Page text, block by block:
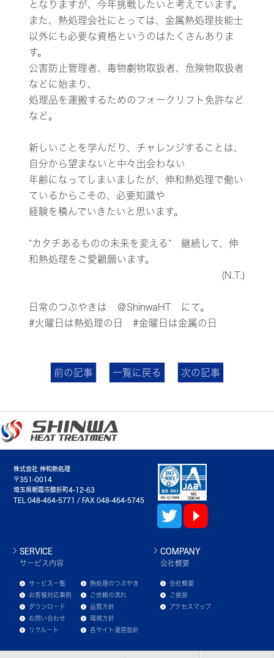
となりますが、今年挑戦したいと考えています。
また、熱処理会社にとっては、金属熱処理技能士
以外にも必要な資格というのはたくさんありま
す。
公害防止管理者、毒物劇物取扱者、危険物取扱者
などに始まり、
処理品を運搬するためのフォークリフト免許など
など。
新しいことを学んだり、チャレンジすることは、
自分から望まないと中々出会わない
年齢になってしまいましたが、伸和熱処理で働い
ているからこその、必要知識や
経験を積んでいきたいと思います。
“カタチあるものの未来を変える“ 継続して、伸
和熱処理をご愛顧願います。
(N.T.)
日常のつぶやきは ＠ShinwaHT にて。
#火曜日は熱処理の日 #金曜日は金属の日
前の記事 一覧に戻る 次の記事
株式会社 伸和熱処理
〒351-0014
埼玉県朝霞市膝折町4-12-63
TEL 048-464-5771 / FAX 048-464-5745
SERVICE
サービス内容
サービス一覧
熱処理のつぶやき
お客様対応事例
ご依頼の流れ
ダウンロード
品質方針
お問い合わせ
環境方針
リクルート
各サイト運営指針
COMPANY
会社概要
会社概要
ご挨拶
アクセスマップ